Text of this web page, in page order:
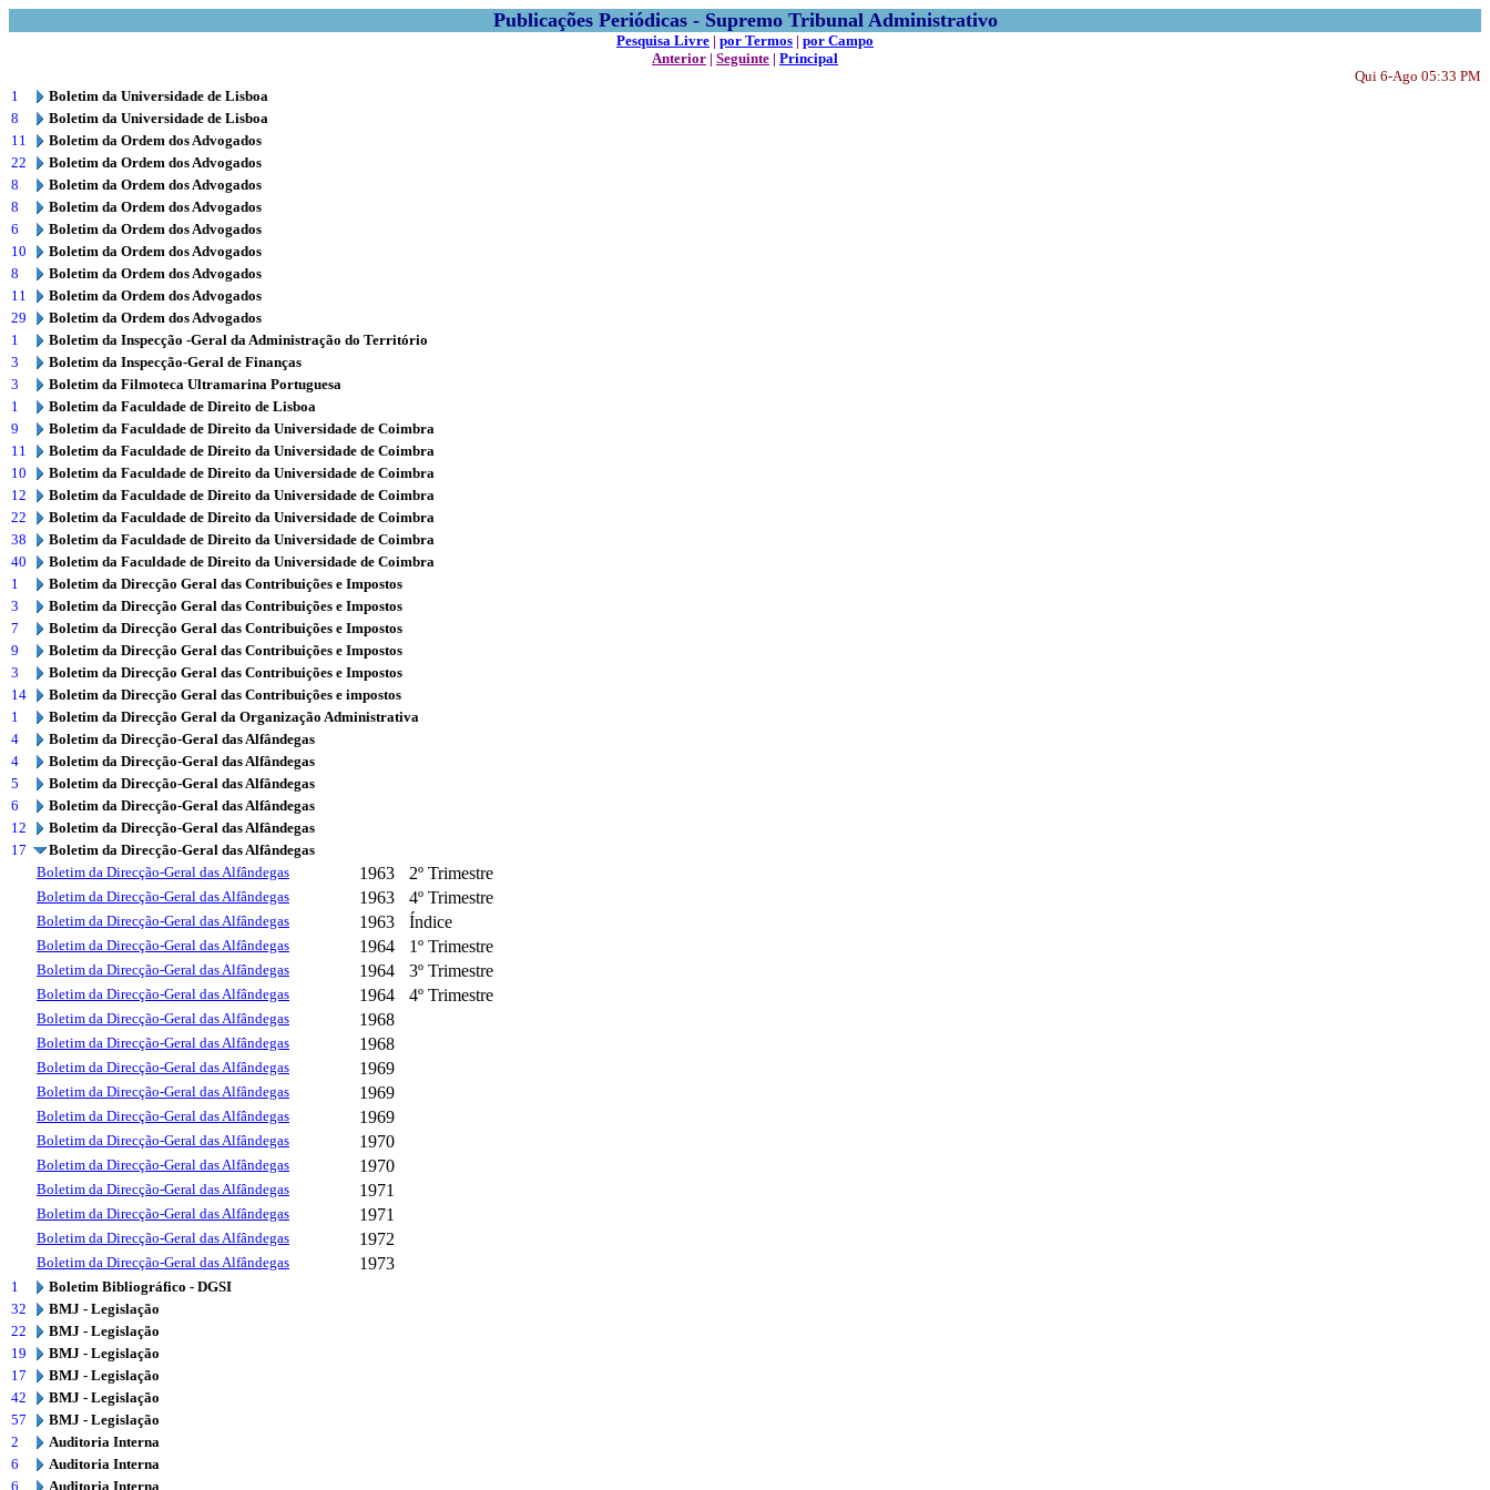
Publicações Periódicas - Supremo Tribunal Administrativo
Pesquisa Livre | por Termos | por Campo
Anterior | Seguinte | Principal
Qui 6-Ago 05:33 PM
1
Boletim da Universidade de Lisboa
8
Boletim da Universidade de Lisboa
11
Boletim da Ordem dos Advogados
22
Boletim da Ordem dos Advogados
8
Boletim da Ordem dos Advogados
8
Boletim da Ordem dos Advogados
6
Boletim da Ordem dos Advogados
10
Boletim da Ordem dos Advogados
8
Boletim da Ordem dos Advogados
11
Boletim da Ordem dos Advogados
29
Boletim da Ordem dos Advogados
1
Boletim da Inspecção -Geral da Administração do Território
3
Boletim da Inspecção-Geral de Finanças
3
Boletim da Filmoteca Ultramarina Portuguesa
1
Boletim da Faculdade de Direito de Lisboa
9
Boletim da Faculdade de Direito da Universidade de Coimbra
11
Boletim da Faculdade de Direito da Universidade de Coimbra
10
Boletim da Faculdade de Direito da Universidade de Coimbra
12
Boletim da Faculdade de Direito da Universidade de Coimbra
22
Boletim da Faculdade de Direito da Universidade de Coimbra
38
Boletim da Faculdade de Direito da Universidade de Coimbra
40
Boletim da Faculdade de Direito da Universidade de Coimbra
1
Boletim da Direcção Geral das Contribuições e Impostos
3
Boletim da Direcção Geral das Contribuições e Impostos
7
Boletim da Direcção Geral das Contribuições e Impostos
9
Boletim da Direcção Geral das Contribuições e Impostos
3
Boletim da Direcção Geral das Contribuições e Impostos
14
Boletim da Direcção Geral das Contribuições e impostos
1
Boletim da Direcção Geral da Organização Administrativa
4
Boletim da Direcção-Geral das Alfândegas
4
Boletim da Direcção-Geral das Alfândegas
5
Boletim da Direcção-Geral das Alfândegas
6
Boletim da Direcção-Geral das Alfândegas
12
Boletim da Direcção-Geral das Alfândegas
17
Boletim da Direcção-Geral das Alfândegas
Boletim da Direcção-Geral das Alfândegas
1963 2º Trimestre
Boletim da Direcção-Geral das Alfândegas 1963 4º Trimestre
Boletim da Direcção-Geral das Alfândegas 1963 Índice
Boletim da Direcção-Geral das Alfândegas 1964 1º Trimestre
Boletim da Direcção-Geral das Alfândegas 1964 3º Trimestre
Boletim da Direcção-Geral das Alfândegas 1964 4º Trimestre
Boletim da Direcção-Geral das Alfândegas 1968
Boletim da Direcção-Geral das Alfândegas 1968
Boletim da Direcção-Geral das Alfândegas 1969
Boletim da Direcção-Geral das Alfândegas 1969
Boletim da Direcção-Geral das Alfândegas 1969
Boletim da Direcção-Geral das Alfândegas 1970
Boletim da Direcção-Geral das Alfândegas 1970
Boletim da Direcção-Geral das Alfândegas 1971
Boletim da Direcção-Geral das Alfândegas 1971
Boletim da Direcção-Geral das Alfândegas 1972
Boletim da Direcção-Geral das Alfândegas 1973
1
Boletim Bibliográfico - DGSI
32
BMJ - Legislação
22
BMJ - Legislação
19
BMJ - Legislação
17
BMJ - Legislação
42
BMJ - Legislação
57
BMJ - Legislação
2
Auditoria Interna
6
Auditoria Interna
6
Auditoria Interna